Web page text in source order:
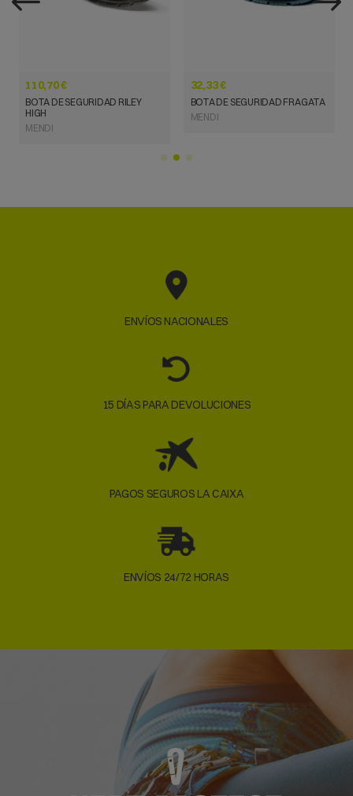
110,70 €
BOTA DE SEGURIDAD RILEY
HIGH
MENDI
32,33 €
BOTA DE SEGURIDAD FRAGATA
MENDI
ENVÍOS NACIONALES
15 DÍAS PARA DEVOLUCIONES
PAGOS SEGUROS LA CAIXA
ENVÍOS 24/72 HORAS